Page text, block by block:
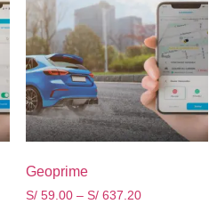
Geoprime
S/59.00– S/637.20